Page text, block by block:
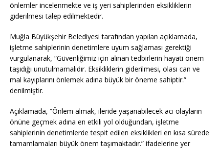
önlemler incelenmekte ve iş yeri sahiplerinden eksikliklerin
giderilmesi talep edilmektedir.
Muğla Büyükşehir Belediyesi tarafından yapılan açıklamada,
işletme sahiplerinin denetimlere uyum sağlaması gerektiği
vurgulanarak, “Güvenliğimiz için alınan tedbirlerin hayati önem
taşıdığı unutulmamalıdır. Eksikliklerin giderilmesi, olası can ve
mal kayıplarını önlemek adına büyük bir öneme sahiptir.”
denilmiştir.
Açıklamada, “Önlem almak, ileride yaşanabilecek acı olayların
önüne geçmek adına en etkili yol olduğundan, işletme
sahiplerinin denetimlerde tespit edilen eksiklikleri en kısa sürede
tamamlamaları büyük önem taşımaktadır.” ifadelerine yer